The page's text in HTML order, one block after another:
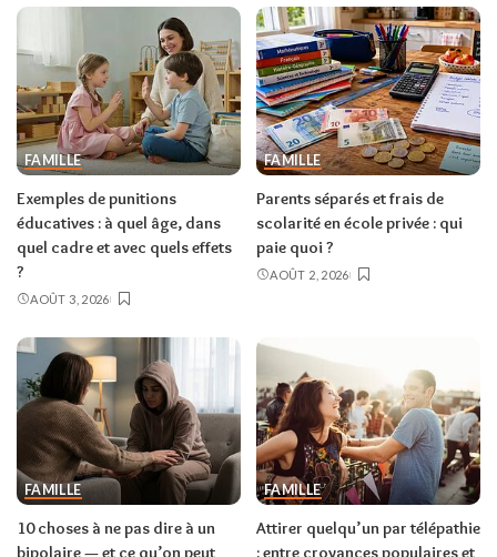
FAMILLE
Exemples de punitions
éducatives : à quel âge, dans
quel cadre et avec quels effets
?
AOÛT 3, 2026
FAMILLE
Parents séparés et frais de
scolarité en école privée : qui
paie quoi ?
AOÛT 2, 2026
FAMILLE
10 choses à ne pas dire à un
FAMILLE
Attirer quelqu’un par télépathie